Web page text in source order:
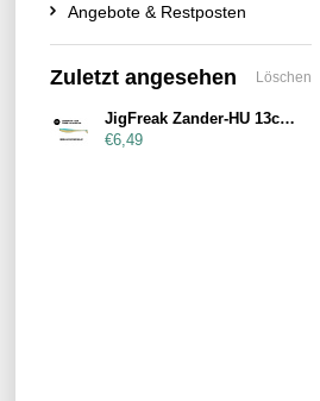
Angebote & Restposten
Zuletzt angesehen Löschen
JigFreak Zander-HU 13cm Glacier-Ice
€6,49